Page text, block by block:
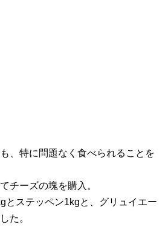
、特に問題なく食べられることを
チーズの塊を購入。
とステッペン1kgと、グリュイエー
た。